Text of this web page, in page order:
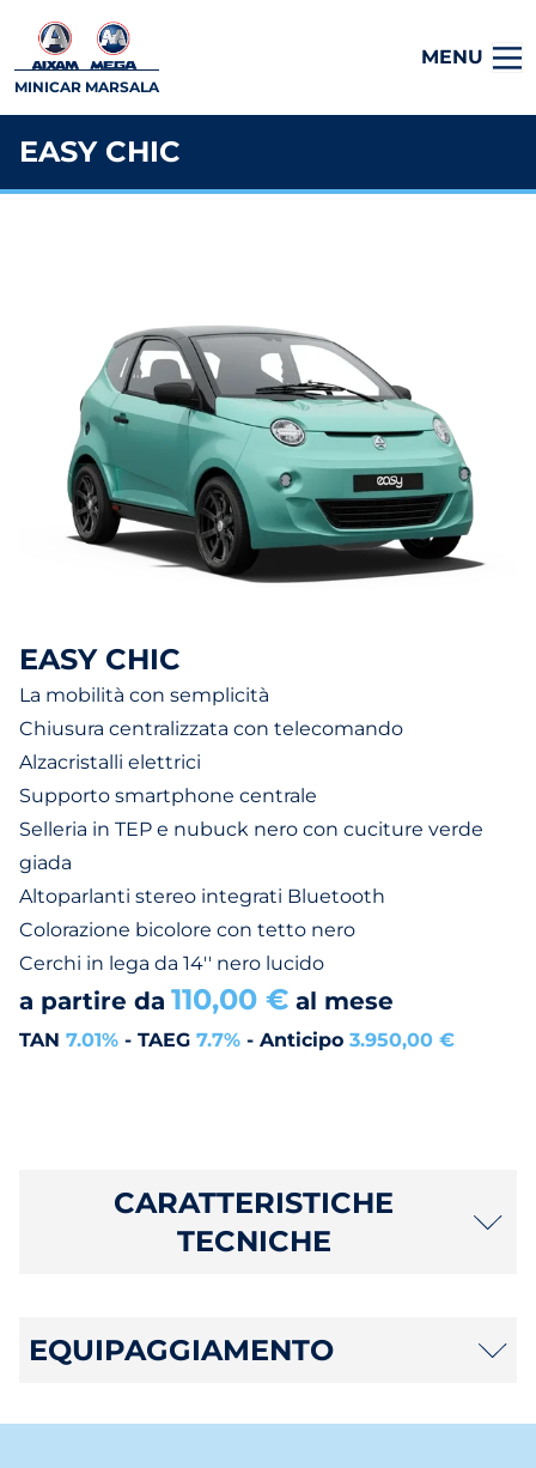
MINICAR MARSALA
MENU
EASY CHIC
EASY CHIC
La mobilità con semplicità
Chiusura centralizzata con telecomando
Alzacristalli elettrici
Supporto smartphone centrale
Selleria in TEP e nubuck nero con cuciture verde
giada
Altoparlanti stereo integrati Bluetooth
Colorazione bicolore con tetto nero
Cerchi in lega da 14'' nero lucido
a partire da 110,00 € al mese
TAN 7.01% - TAEG 7.7% - Anticipo 3.950,00 €
CARATTERISTICHE
TECNICHE
EQUIPAGGIAMENTO